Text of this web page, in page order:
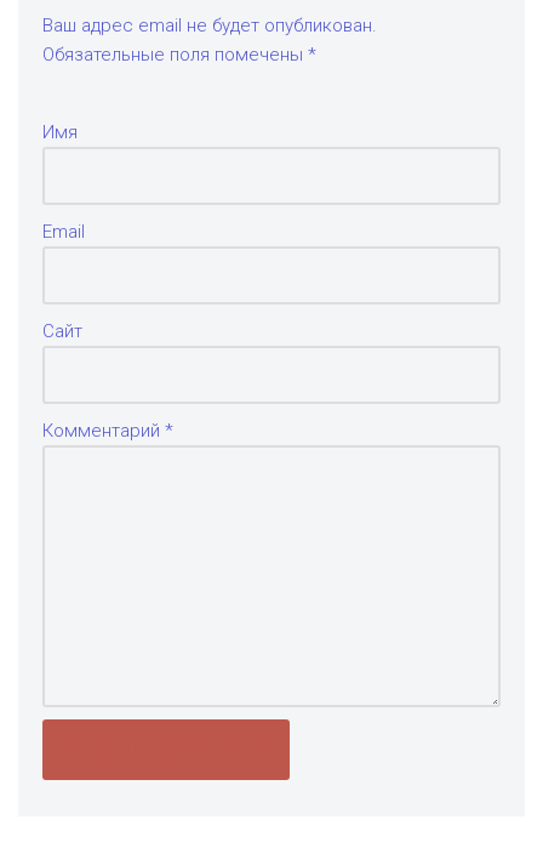
Ваш адрес email не будет опубликован.
Обязательные поля помечены *
Имя
Email
Сайт
Комментарий *